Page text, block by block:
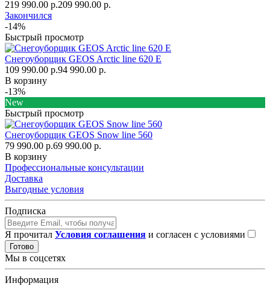
219 990.00 р.209 990.00 р.
Закончился
-14%
Быстрый просмотр
Снегоуборщик GEOS Arctic line 620 E
109 990.00 р.94 990.00 р.
В корзину
-13%
New
Быстрый просмотр
Снегоуборщик GEOS Snow line 560
79 990.00 р.69 990.00 р.
В корзину
Профессиональные консультации
Доставка
Выгодные условия
Подписка
Я прочитал Условия соглашения и согласен с условиями
Готово
Мы в соцсетях
Информация